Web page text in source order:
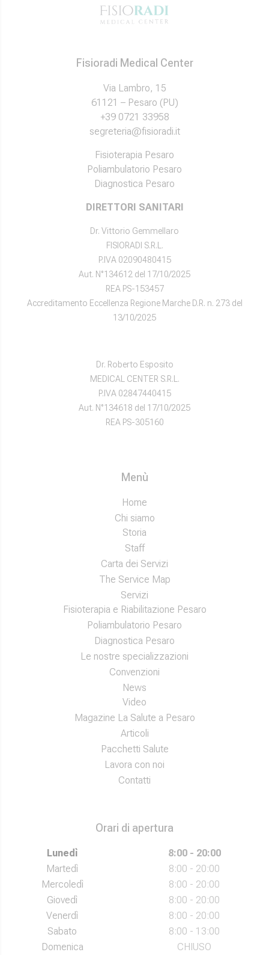
Fisioradi Medical Center
Via Lambro, 15
61121 – Pesaro (PU)
+39 0721 33958
segreteria@fisioradi.it
Fisioterapia Pesaro
Poliambulatorio Pesaro
Diagnostica Pesaro
DIRETTORI SANITARI
Dr. Vittorio Gemmellaro
FISIORADI S.R.L.
P.IVA 02090480415
Aut. N°134612 del 17/10/2025
REA PS-153457
Accreditamento Eccellenza Regione Marche D.R. n. 273 del
13/10/2025
Dr. Roberto Esposito
MEDICAL CENTER S.R.L.
P.IVA 02847440415
Aut. N°134618 del 17/10/2025
REA PS-305160
Menù
Home
Chi siamo
Storia
Staff
Carta dei Servizi
The Service Map
Servizi
Fisioterapia e Riabilitazione Pesaro
Poliambulatorio Pesaro
Diagnostica Pesaro
Le nostre specializzazioni
Convenzioni
News
Video
Magazine La Salute a Pesaro
Articoli
Pacchetti Salute
Lavora con noi
Contatti
Orari di apertura
Lunedì
8:00 - 20:00
Martedì
8:00 - 20:00
Mercoledì
8:00 - 20:00
Giovedì
8:00 - 20:00
Venerdì
8:00 - 20:00
Sabato
8:00 - 13:00
Domenica
CHIUSO